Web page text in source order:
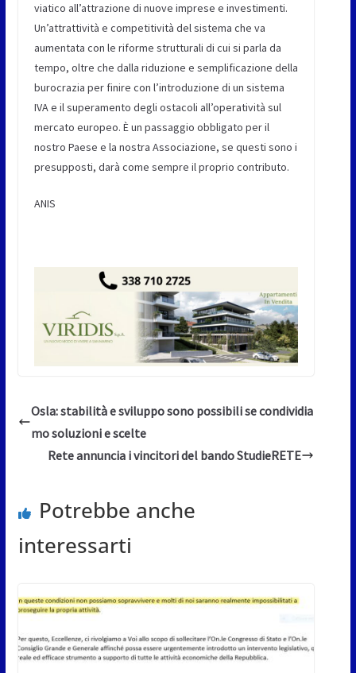
viatico all’attrazione di nuove imprese e investimenti.
Un’attrattività e competitività del sistema che va
aumentata con le riforme strutturali di cui si parla da
tempo, oltre che dalla riduzione e semplificazione della
burocrazia per finire con l’introduzione di un sistema
IVA e il superamento degli ostacoli all’operatività sul
mercato europeo. È un passaggio obbligato per il
nostro Paese e la nostra Associazione, se questi sono i
presupposti, darà come sempre il proprio contributo.
ANIS
Osla: stabilità e sviluppo sono possibili se condividia
mo soluzioni e scelte
Rete annuncia i vincitori del bando StudieRETE
Potrebbe anche
interessarti